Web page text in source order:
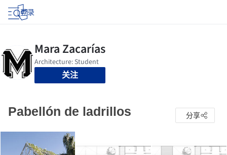
登录
关注
Pabellón de ladrillos 分享